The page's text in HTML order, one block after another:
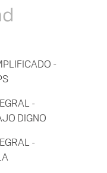
-
-
DIGNO
-